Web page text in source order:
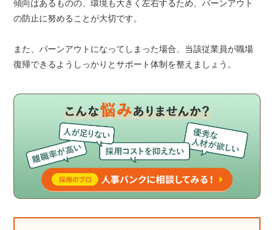
傾向はあるものの、環境も大きく左右するため、バーンアウト
の防止に努めることが大切です。
また、バーンアウトになってしまった場合、当該従業員が職場
復帰できるようしっかりとサポート体制を整えましょう。